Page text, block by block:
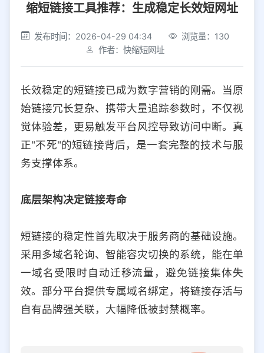
社交平台 电商平台
选择防红平台类型，避免链接被拦截
iOS Android PC 其他
选择允许访问的平台类型
缩短链接工具推荐：生成稳定长效短网址
发布时间：2026-04-29 04:34
浏览量：130
作者：快缩短网址
长效稳定的短链接已成为数字营销的刚需。当原
始链接冗长复杂、携带大量追踪参数时，不仅视
觉体验差，更易触发平台风控导致访问中断。真
正"不死"的短链接背后，是一套完整的技术与服
务支撑体系。
底层架构决定链接寿命
短链接的稳定性首先取决于服务商的基础设施。
采用多域名轮询、智能容灾切换的系统，能在单
一域名受限时自动迁移流量，避免链接集体失
效。部分平台提供专属域名绑定，将链接存活与
自有品牌强关联，大幅降低被封禁概率。